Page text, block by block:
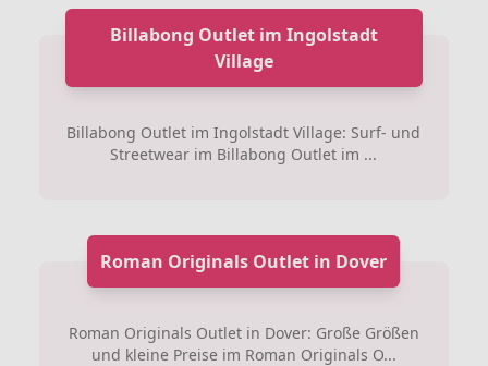
Billabong Outlet im Ingolstadt
Village
Billabong Outlet im Ingolstadt Village: Surf- und
Streetwear im Billabong Outlet im ...
Roman Originals Outlet in Dover
Roman Originals Outlet in Dover: Große Größen
und kleine Preise im Roman Originals O...